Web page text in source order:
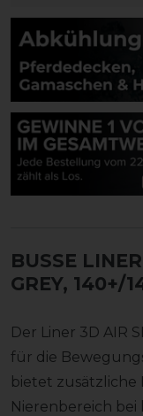
BUSSE
GREY, 140+/
Der Liner 3D AIR
für die
bietet zusätzliche
Nierenbereich